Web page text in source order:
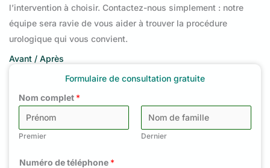
l’intervention à choisir. Contactez-nous simplement : notre
équipe sera ravie de vous aider à trouver la procédure
urologique qui vous convient.
Avant / Après
Formulaire de consultation gratuite
Nom complet *
Premier Dernier
Numéro de téléphone *